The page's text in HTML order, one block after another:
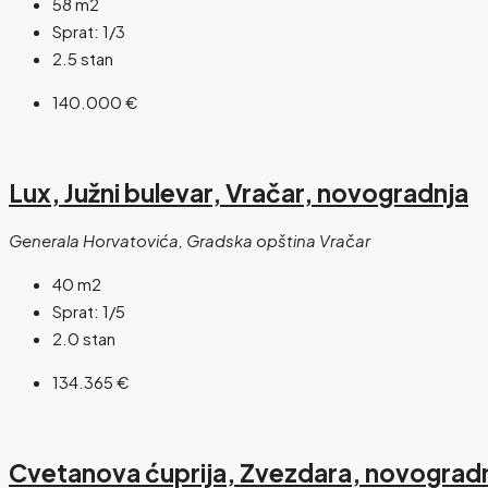
Sprat: 1/3
2.5 stan
140.000 €
Lux, Južni bulevar, Vračar, novogradnja
Generala Horvatovića, Gradska opština Vračar
40 m2
Sprat: 1/5
2.0 stan
134.365 €
Cvetanova ćuprija, Zvezdara,